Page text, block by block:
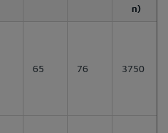
n)
65 76 3750